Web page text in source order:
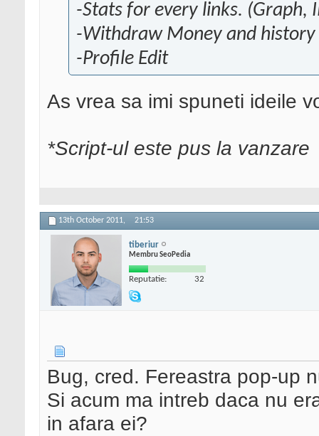
-Stats for every links. (Graph,
-Withdraw Money and history
-Profile Edit
As vrea sa imi spuneti ideile
*Script-ul este pus la vanzare
13th October 2011, 21:53
tiberiur
Membru SeoPedia
Reputatie: 32
Bug, cred. Fereastra pop-up
Si acum ma intreb daca nu
in afara ei?